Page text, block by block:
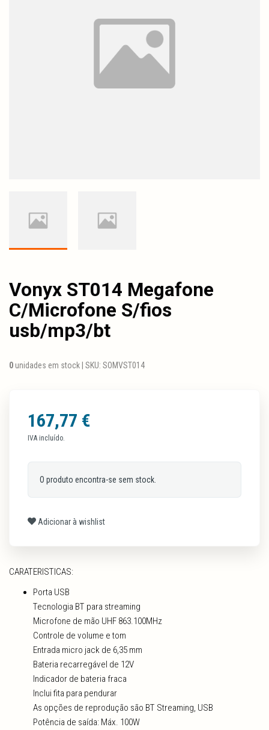
Vonyx ST014 Megafone
C/Microfone S/fios
usb/mp3/bt
0unidades em stock | SKU: SOMVST014
167,77 €
IVA incluído.
O produto encontra-se sem stock.
Adicionar à wishlist
CARATERISTICAS:
Porta USB
Tecnologia BT para streaming
Microfone de mão UHF 863.100MHz
Controle de volume e tom
Entrada micro jack de 6,35 mm
Bateria recarregável de 12V
Indicador de bateria fraca
Inclui fita para pendurar
As opções de reprodução são BT Streaming, USB
Potência de saída: Máx. 100W